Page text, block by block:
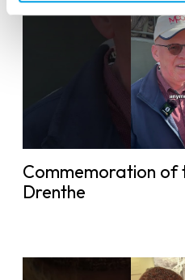
Commemoration of
Drenthe